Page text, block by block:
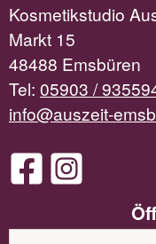
Kosmetikstudio
Markt 15
48488 Emsbüren
Tel: 05903 /
info@auszeit-